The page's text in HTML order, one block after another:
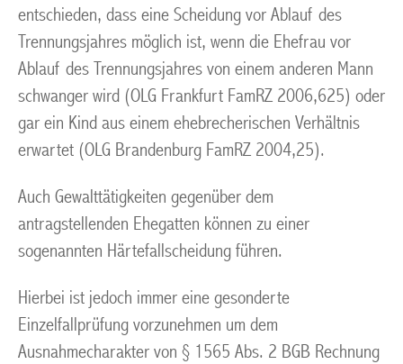
entschieden, dass eine Scheidung vor Ablauf des
Trennungsjahres möglich ist, wenn die Ehefrau vor
Ablauf des Trennungsjahres von einem anderen Mann
schwanger wird (OLG Frankfurt FamRZ 2006,625) oder
gar ein Kind aus einem ehebrecherischen Verhältnis
erwartet (OLG Brandenburg FamRZ 2004,25).
Auch Gewalttätigkeiten gegenüber dem
antragstellenden Ehegatten können zu einer
sogenannten Härtefallscheidung führen.
Hierbei ist jedoch immer eine gesonderte
Einzelfallprüfung vorzunehmen um dem
Ausnahmecharakter von § 1565 Abs. 2 BGB Rechnung